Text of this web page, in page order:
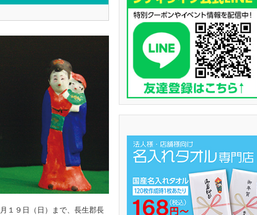
１９日（日）まで、長生郡長